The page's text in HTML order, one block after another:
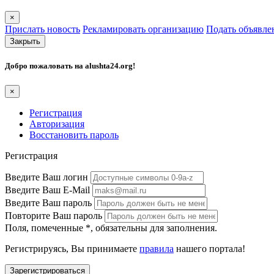
×
Прислать новость Рекламировать организацию Подать
Закрыть
Добро пожаловать на alushta24.org!
×
Регистрация
Авторизация
Восстановить пароль
Регистрация
Введите Ваш логин
Введите Ваш E-Mail
Введите Ваш пароль
Повторите Ваш пароль
Поля, помеченные *, обязательны для заполнения.
Регистрируясь, Вы принимаете правила нашего портала!